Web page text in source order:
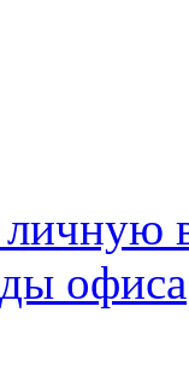
офиса